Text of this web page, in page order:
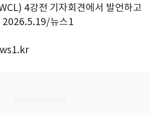
4강전 기자회견에서 발언하고
2026.5.19/뉴스1